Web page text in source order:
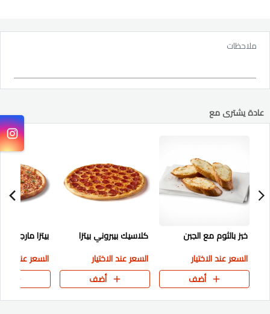
ملاحظات
عادة يشترى مع
خبز بالثوم مع الجبن
السعر عند الاختيار
أضف
كلاسيك بيبروني بيتزا
السعر عند الاختيار
أضف
بيتزا مارجريتا
السعر عند